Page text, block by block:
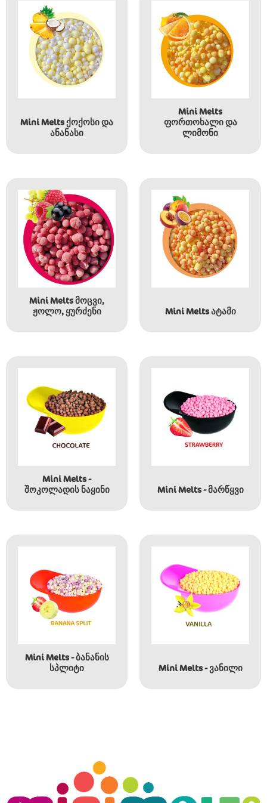
Mini Melts ქოქოსი და
ანანასი
Mini Melts
ფორთოხალი და
ლიმონი
Mini Melts მოცვი,
ჟოლო, ყურძენი
Mini Melts ატამი
Mini Melts -
შოკოლადის ნაყინი
Mini Melts - მარწყვი
Mini Melts - ბანანის
სპლიტი
Mini Melts - ვანილი